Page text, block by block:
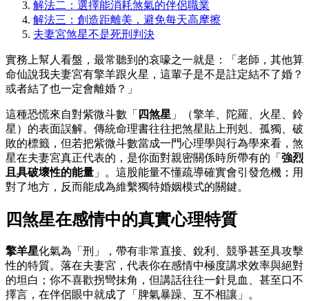
解法二：選擇能消耗煞氣的伴侶職業
解法三：創造距離美，避免每天高摩擦
夫妻宮煞星不是死刑判決
實務上幫人看盤，最常聽到的哀嚎之一就是：「老師，其他算
命仙說我夫妻宮有擎羊跟火星，這輩子是不是註定結不了婚？
或者結了也一定會離婚？」
這種恐慌來自對紫微斗數「 四煞星 」（擎羊、陀羅、火星、鈴
星）的表面誤解。傳統命理書往往把煞星貼上刑剋、孤獨、破
敗的標籤，但若把紫微斗數當成一門心理學與行為學來看，煞
星在夫妻宮真正代表的，是你面對親密關係時所帶有的「 強烈
且具破壞性的能量 」。這股能量不懂疏導確實會引發危機；用
對了地方，反而能成為維繫獨特婚姻模式的關鍵。
四煞星在感情中的真實心理特質
擎羊星化氣為「刑」，帶有非常直接、銳利、競爭甚至具攻擊
性的特質。落在夫妻宮，代表你在感情中極度講求效率與絕對
的坦白；你不喜歡拐彎抹角，但講話往往一針見血、甚至口不
擇言，在伴侶眼中就成了「脾氣暴躁、互不相讓」。